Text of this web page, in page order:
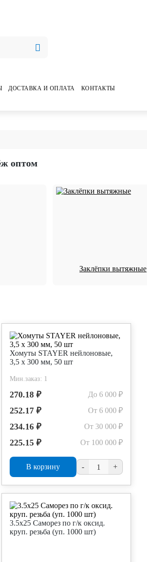
ДОСТАВКА И ОПЛАТА КОНТАКТЫ
оптом
Заклёпки вытяжные
Хомуты STAYER нейлоновые,
3,5 х 300 мм, 50 шт
Мин.заказ: 1
270.18 ₽ До 6 000 ₽
252.17 ₽ От 6 000 ₽
234.16 ₽ От 30 000 ₽
225.15 ₽ От 100 000 ₽
В корзину - +
3.5х25 Саморез по г/к оксид.
круп. резьба (уп. 1000 шт)